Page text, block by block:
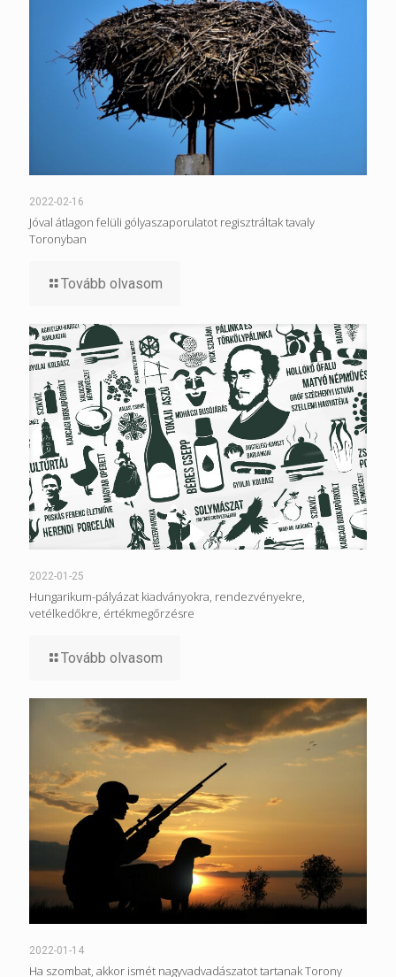
2022-02-16
Jóval átlagon felüli gólyaszaporulatot regisztráltak tavaly
Toronyban
Tovább olvasom
2022-01-25
Hungarikum-pályázat kiadványokra, rendezvényekre,
vetélkedőkre, értékmegőrzésre
Tovább olvasom
2022-01-14
Ha szombat, akkor ismét nagyvadvadászatot tartanak Torony